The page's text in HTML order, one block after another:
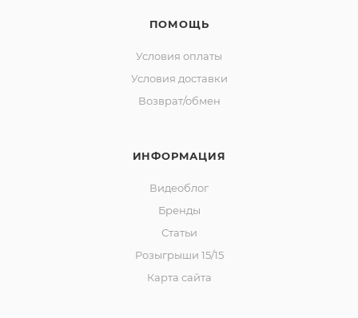
ПОМОЩЬ
Условия оплаты
Условия доставки
Возврат/обмен
ИНФОРМАЦИЯ
Видеоблог
Бренды
Статьи
Розыгрыши 15/15
Карта сайта